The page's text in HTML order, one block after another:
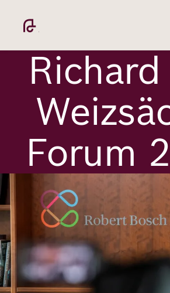
Inhalt
Academy
Fellowship
Fellows
Richard
Forum
Bild